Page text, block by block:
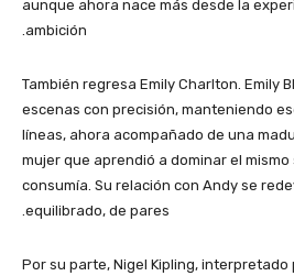
aunque ahora nace más desde la
ambición.
También regresa Emily Charlton. Emily
escenas con precisión, manteniendo
líneas, ahora acompañado de una
mujer que aprendió a dominar el
consumía. Su relación con Andy se
equilibrado, de pares.
Por su parte, Nigel Kipling, interpretado